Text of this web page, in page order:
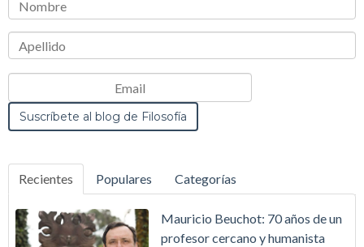
Recientes Populares Categorías
Mauricio Beuchot: 70 años de un
profesor cercano y humanista